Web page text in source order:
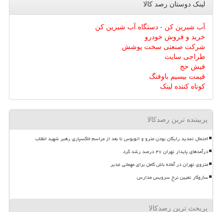
لینک دوستان رصد كالا
آب شیرین کن - دستگاه آب شیرین کن
خرید و فروش خودرو
شرکت صنعتی سخت پوشش
طراحی سایت
فیش حج
قیمت بیسیم باوفنگ
کوتاه کننده لینک
پربیننده ترین رصدکالا
احتمال تمدید رایگان بودن مترو و اتوبوس تا بعد از مراسم خاکسپاری رهبر شهید انقلاب
درآمدهای پایدار تهران ۴۷ درصد رشد کرد
متروی تهران در آماده باش کامل برای مهمانی غدیر
سازوکار تعیین نرخ سرویس مدارس
پربحث ترین رصدکالا